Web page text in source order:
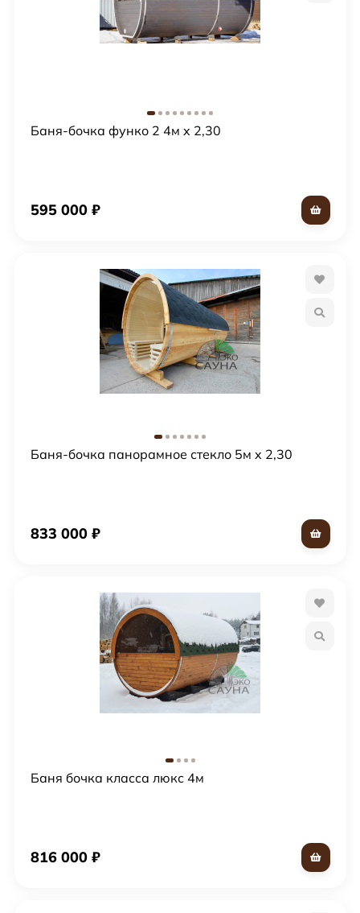
Баня-бочка функо 2 4м x 2,30
595 000 ₽
Баня-бочка панорамное стекло 5м x 2,30
833 000 ₽
Баня бочка класса люкс 4м
816 000 ₽